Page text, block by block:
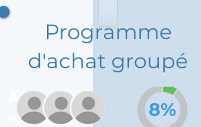
Adam Caar
Promoteur
Programme
d'achat groupé
8%